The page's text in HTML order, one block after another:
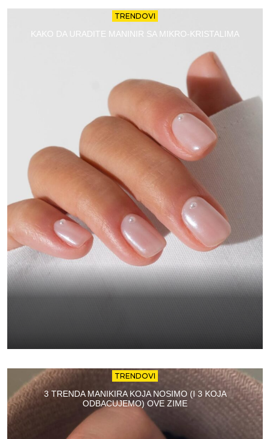
TRENDOVI
KAKO DA URADITE MANINIR SA MIKRO-KRISTALIMA
TRENDOVI
3 TRENDA MANIKIRA KOJA NOSIMO (I 3 KOJA
ODBACUJEMO) OVE ZIME